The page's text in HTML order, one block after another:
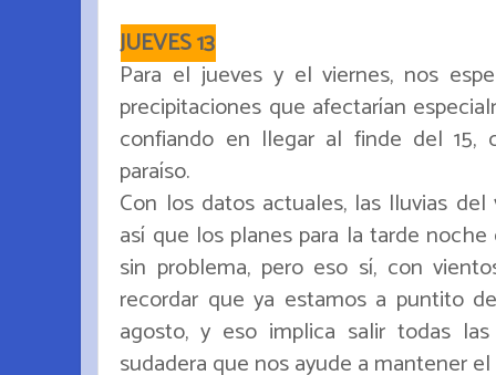
JUEVES 13
Para el jueves y el viernes, nos
precipitaciones que afectarían
confiando en llegar al finde del 15,
paraíso.
Con los datos actuales, las lluvias del
así que los planes para la tarde
sin problema, pero eso sí, con
recordar que ya estamos a puntito
agosto, y eso implica salir todas
sudadera que nos ayude a mantener